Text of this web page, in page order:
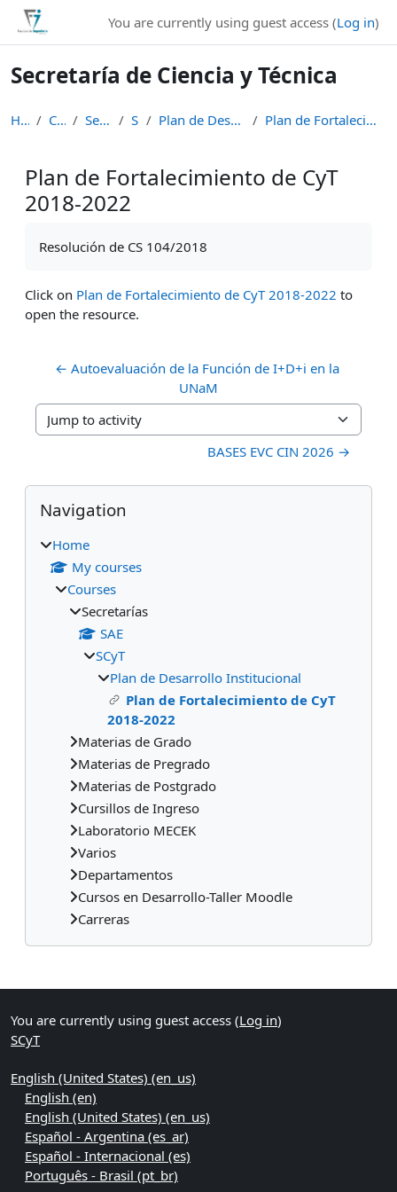
Skip to main content
You are currently using guest access (Log in)
Secretaría de Ciencia y Técnica
Home Courses Secretarías SCyT Plan de Desarrollo Institucional Plan de Fortalecimiento de CyT 2018-2022
Plan de Fortalecimiento de CyT
2018-2022
Resolución de CS 104/2018
Click on Plan de Fortalecimiento de CyT 2018-2022 to
open the resource.
← Autoevaluación de la Función de I+D+i en la
UNaM
Jump to activity
BASES EVC CIN 2026 →
Blocks
Skip Navigation
Navigation
Home
My courses
Courses
Secretarías
SAE
SCyT
Plan de Desarrollo Institucional
Plan de Fortalecimiento de CyT
2018-2022
Materias de Grado
Materias de Pregrado
Materias de Postgrado
Cursillos de Ingreso
Laboratorio MECEK
Varios
Departamentos
Cursos en Desarrollo-Taller Moodle
Carreras
Supplementary blocks
You are currently using guest access (Log in)
SCyT
English (United States) ‎(en_us)‎
English ‎(en)‎
English (United States) ‎(en_us)‎
Español - Argentina ‎(es_ar)‎
Español - Internacional ‎(es)‎
Português - Brasil ‎(pt_br)‎